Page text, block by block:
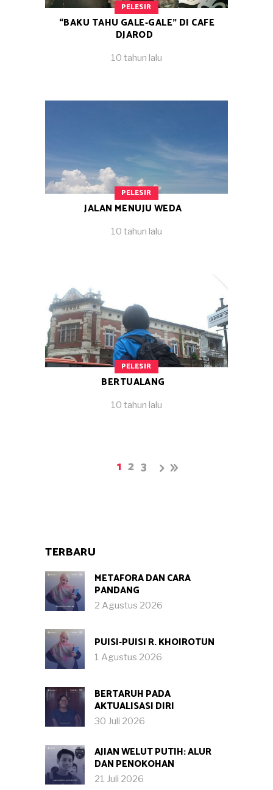
PELESIR
“BAKU TAHU GALE-GALE” DI CAFE
DJAROD
10 tahun lalu
PELESIR
JALAN MENUJU WEDA
10 tahun lalu
PELESIR
BERTUALANG
10 tahun lalu
1 2 3
TERBARU
METAFORA DAN CARA
PANDANG
2 Agustus 2026
PUISI-PUISI R. KHOIROTUN
1 Agustus 2026
BERTARUH PADA
AKTUALISASI DIRI
30 Juli 2026
AJIAN WELUT PUTIH: ALUR
DAN PENOKOHAN
21 Juli 2026